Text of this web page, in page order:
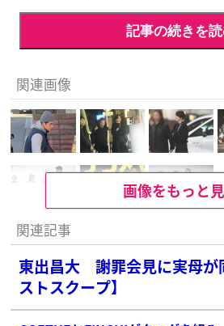
記事の続きを
関連画像
画像をもっと
関連記事
東出昌大 謝罪会見に実母が
ストスクープ】